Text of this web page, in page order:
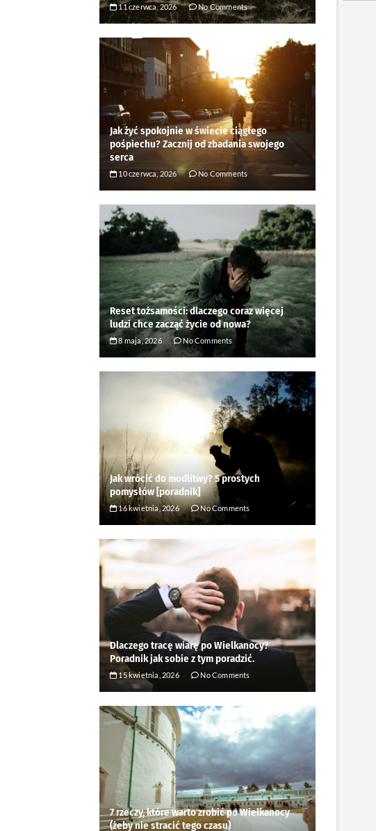
11 czerwca, 2026 No Comments
Jak żyć spokojnie w świecie ciągłego
pośpiechu? Zacznij od zbadania swojego
serca
10 czerwca, 2026 No Comments
Reset tożsamości: dlaczego coraz więcej
ludzi chce zacząć życie od nowa?
8 maja, 2026 No Comments
Jak wrócić do modlitwy? 5 prostych
pomysłów [poradnik]
16 kwietnia, 2026 No Comments
Dlaczego tracę wiarę po Wielkanocy?
Poradnik jak sobie z tym poradzić.
15 kwietnia, 2026 No Comments
7 rzeczy, które warto zrobić po Wielkanocy
(żeby nie stracić tego czasu)